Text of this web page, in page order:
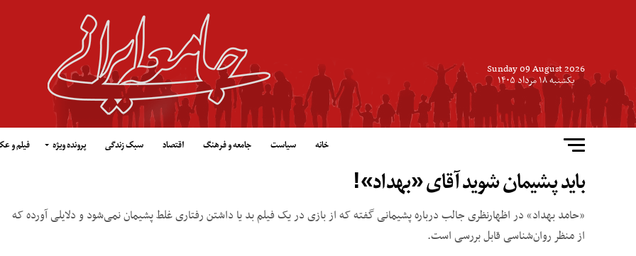
Sunday 09 August 2026
یکشنبه ۱۸ مرداد ۱۴۰۵
خانه سیاست جامعه و فرهنگ اقتصاد سبک زندگی پرونده ویژه فیلم و
باید پشیمان شوید آقای «بهداد»!
«حامد بهداد» در اظهارنظری جالب درباره پشیمانی گفته که از بازی در یک فیلم بد یا داشتن رفتاری غلط پشیمان نمی‌شود و دلایلی آورده که
از منظر روان‌شناسی قابل بررسی است.